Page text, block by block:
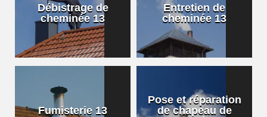
Débistrage de
cheminée 13
Entretien de
cheminée 13
Fumisterie 13
Pose et réparation
de chapeau de